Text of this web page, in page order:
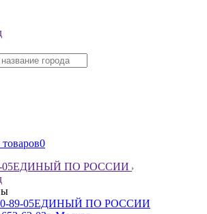
0
05ЕДИНЫЙ ПО РОССИИ
89-05ЕДИНЫЙ ПО РОССИИ